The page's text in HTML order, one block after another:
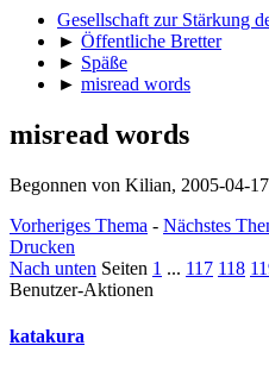
Gesellschaft zur Stärkung
► Öffentliche Bretter
► Späße
► misread words
misread words
Begonnen von Kilian, 2005-04-
Vorheriges Thema - Nächstes
Drucken
Nach unten Seiten 1 ... 117 118
Benutzer-Aktionen
katakura